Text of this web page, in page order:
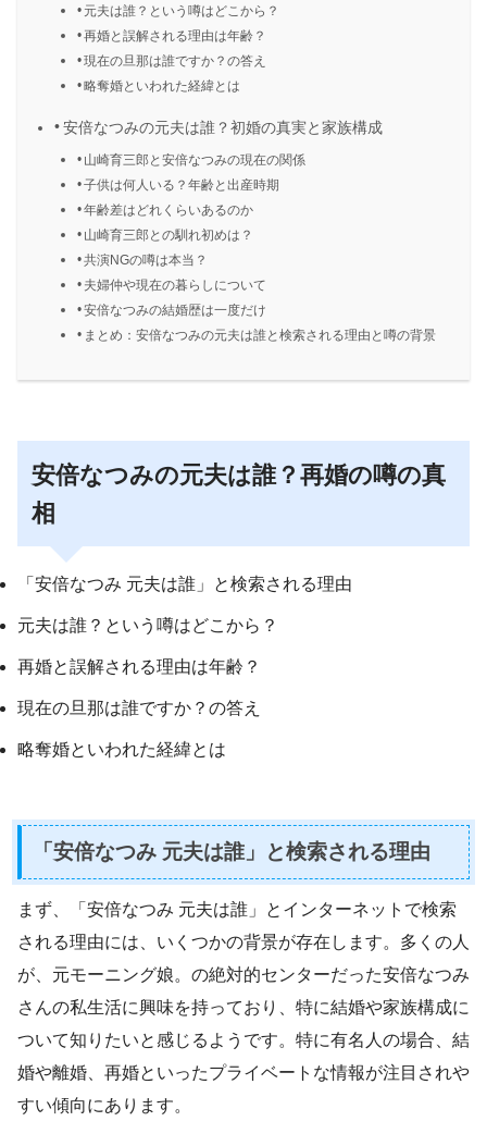
元夫は誰？という噂はどこから？
再婚と誤解される理由は年齢？
現在の旦那は誰ですか？の答え
略奪婚といわれた経緯とは
安倍なつみの元夫は誰？初婚の真実と家族構成
山崎育三郎と安倍なつみの現在の関係
子供は何人いる？年齢と出産時期
年齢差はどれくらいあるのか
山崎育三郎との馴れ初めは？
共演NGの噂は本当？
夫婦仲や現在の暮らしについて
安倍なつみの結婚歴は一度だけ
まとめ：安倍なつみの元夫は誰と検索される理由と噂の背景
安倍なつみの元夫は誰？再婚の噂の真
相
「安倍なつみ 元夫は誰」と検索される理由
元夫は誰？という噂はどこから？
再婚と誤解される理由は年齢？
現在の旦那は誰ですか？の答え
略奪婚といわれた経緯とは
「安倍なつみ 元夫は誰」と検索される理由
まず、「安倍なつみ 元夫は誰」とインターネットで検索
される理由には、いくつかの背景が存在します。多くの人
が、元モーニング娘。の絶対的センターだった安倍なつみ
さんの私生活に興味を持っており、特に結婚や家族構成に
ついて知りたいと感じるようです。特に有名人の場合、結
婚や離婚、再婚といったプライベートな情報が注目されや
すい傾向にあります。